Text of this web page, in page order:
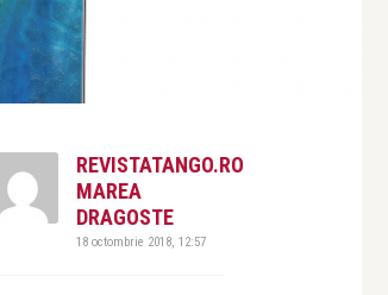
REVISTATANGO.RO
MAREA
DRAGOSTE
18 octombrie 2018, 12:57